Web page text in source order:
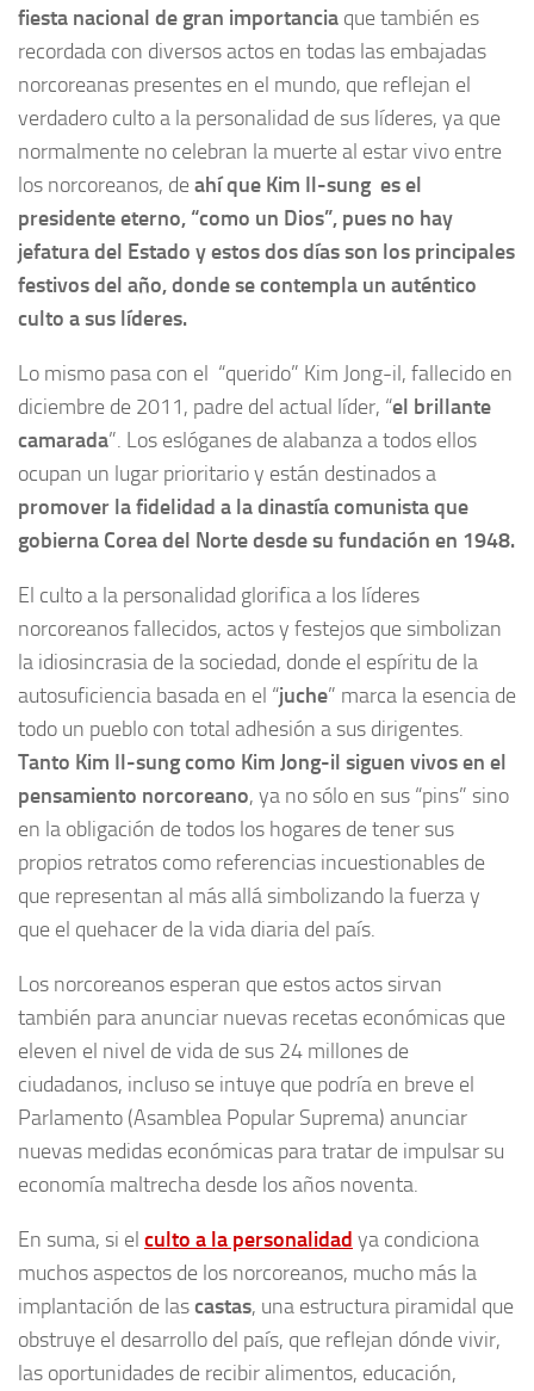
fiesta nacional de gran importancia que también es
recordada con diversos actos en todas las embajadas
norcoreanas presentes en el mundo, que reflejan el
verdadero culto a la personalidad de sus líderes, ya que
normalmente no celebran la muerte al estar vivo entre
los norcoreanos, deahí que Kim Il-sung es el
presidente eterno, “como un Dios”, pues no hay
jefatura del Estado y estos dos días son los principales
festivos del año, donde se contempla un auténtico
culto a sus líderes.
Lo mismo pasa con el “querido” Kim Jong-il, fallecido en
diciembre de 2011, padre del actual líder, “el brillante
camarada”. Los eslóganes de alabanza a todos ellos
ocupan un lugar prioritario y están destinados a
promover la fidelidad a la dinastía comunista que
gobierna Corea del Norte desde su fundación en 1948.
El culto a la personalidad glorifica a los líderes
norcoreanos fallecidos, actos y festejos que simbolizan
la idiosincrasia de la sociedad, donde el espíritu de la
autosuficiencia basada en el “juche” marca la esencia de
todo un pueblo con total adhesión a sus dirigentes.
Tanto Kim Il-sung como Kim Jong-il siguen vivos en el
pensamiento norcoreano, ya no sólo en sus “pins” sino
en la obligación de todos los hogares de tener sus
propios retratos como referencias incuestionables de
que representan al más allá simbolizando la fuerza y
que el quehacer de la vida diaria del país.
Los norcoreanos esperan que estos actos sirvan
también para anunciar nuevas recetas económicas que
eleven el nivel de vida de sus 24 millones de
ciudadanos, incluso se intuye que podría en breve el
Parlamento (Asamblea Popular Suprema) anunciar
nuevas medidas económicas para tratar de impulsar su
economía maltrecha desde los años noventa.
En suma, si el culto a la personalidad ya condiciona
muchos aspectos de los norcoreanos, mucho más la
implantación de lascastas, una estructura piramidal que
obstruye el desarrollo del país, que reflejan dónde vivir,
las oportunidades de recibir alimentos, educación,